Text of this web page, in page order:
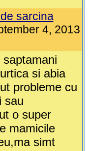
sarcina
4, 2013
si abia
probleme cu
sau
o super
mamicile
simt